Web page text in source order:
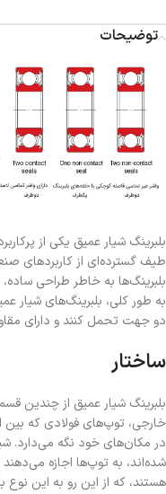
توضیحات
بلبرینگ شیار عمیق یکی از
طیف گسترده‌ای از کاربردهای
بلبرینگ‌ها به خاطر طراحی ساده،
به طور کلی، بلبرینگ‌های شیار
دو جهت تحمل کنند و دارای
ساختار
بلبرینگ شیار عمیق از چندین
خارجی، توپ‌های فولادی که بین
در مکان‌های خود نگه می‌دارد.
شده‌اند، به توپ‌ها اجازه
هستند، که از این رو به این نوع